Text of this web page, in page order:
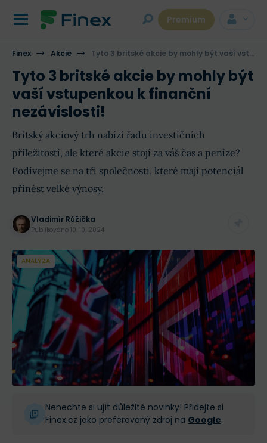
Premium
Finex Akcie Tyto 3 britské akcie by mohly být vaší vstupenkou k finanční nezávislosti!
Tyto 3 britské akcie by mohly být
vaší vstupenkou k finanční
nezávislosti!
Britský akciový trh nabízí řadu investičních
příležitostí, ale které akcie stojí za váš čas a peníze?
Podívejme se na tři společnosti, které mají potenciál
přinést velké výnosy.
Vladimír Růžička
Publikováno 10. 10. 2024
ANALÝZA
Nenechte si ujít důležité novinky! Přidejte si
Finex.cz jako preferovaný zdroj na Google.